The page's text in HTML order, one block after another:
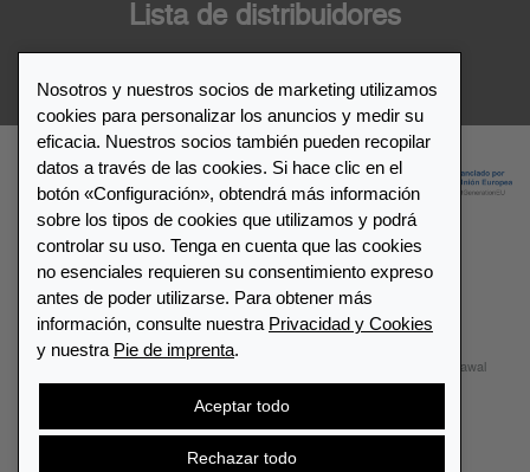
Lista de distribuidores
Nosotros y nuestros socios de marketing utilizamos
cookies para personalizar los anuncios y medir su
eficacia. Nuestros socios también pueden recopilar
datos a través de las cookies. Si hace clic en el
botón «Configuración», obtendrá más información
sobre los tipos de cookies que utilizamos y podrá
controlar su uso. Tenga en cuenta que las cookies
no esenciales requieren su consentimiento expreso
antes de poder utilizarse. Para obtener más
información, consulte nuestra Privacidad y Cookies
y nuestra Pie de imprenta.
Aceptar todo
Rechazar todo
© 2026 LEUCHTTURM1917. All rights reserved.
Configuración de cookies Privacidad y Cookies
Withdrawal
Cancelar contrato